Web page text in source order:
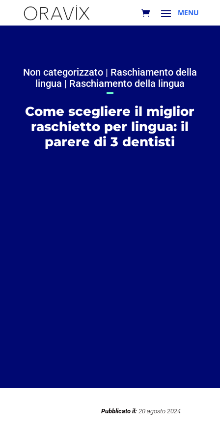
Non categorizzato| Raschiamento della
lingua | Raschiamento della lingua
Come scegliere il miglior
raschietto per lingua: il
parere di 3 dentisti
Pubblicato il: 20 agosto 2024